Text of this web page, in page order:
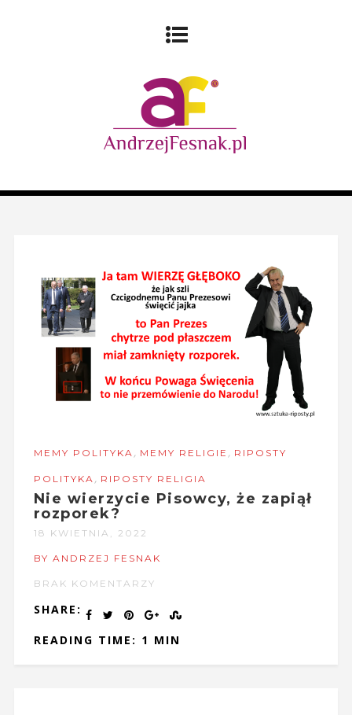
MEMY POLITYKA , MEMY RELIGIE , RIPOSTY
POLITYKA , RIPOSTY RELIGIA
Nie wierzycie Pisowcy, że zapiął
rozporek?
18 KWIETNIA, 2022
BY ANDRZEJ FESNAK
BRAK KOMENTARZY
SHARE:
READING TIME: 1 MIN